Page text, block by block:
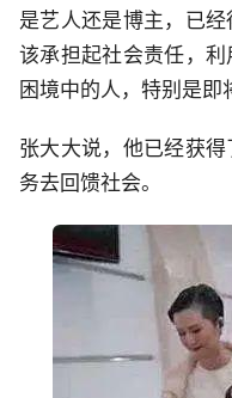
是艺人还是博主，已
该承担起社会责任，
困境中的人，特别是即
张大大说，他已经获
务去回馈社会。